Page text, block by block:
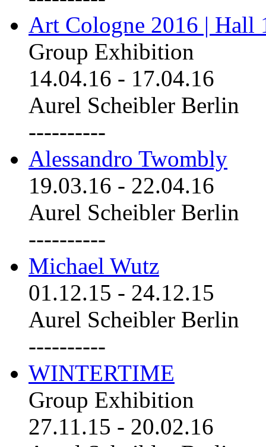
Art Cologne 2016 | Hall
Group Exhibition
14.04.16 - 17.04.16
Aurel Scheibler Berlin
----------
Alessandro Twombly
19.03.16 - 22.04.16
Aurel Scheibler Berlin
----------
Michael Wutz
01.12.15 - 24.12.15
Aurel Scheibler Berlin
----------
WINTERTIME
Group Exhibition
27.11.15 - 20.02.16